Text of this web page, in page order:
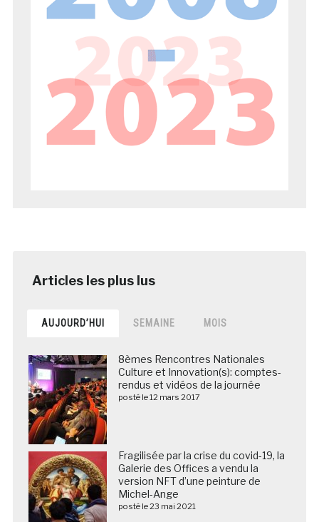
AUJOURD’HUI SEMAINE MOIS
8èmes Rencontres Nationales
Culture et Innovation(s): comptes-
rendus et vidéos de la journée
posté le 12 mars 2017
Fragilisée par la crise du covid-19, la
Galerie des Offices a vendu la
version NFT d’une peinture de
Michel-Ange
posté le 23 mai 2021